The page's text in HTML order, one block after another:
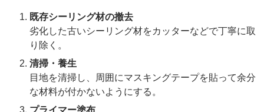
既存シーリング材の撤去
劣化した古いシーリング材をカッターなどで丁寧に取
り除く。
清掃・養生
目地を清掃し、周囲にマスキングテープを貼って余分
な材料が付かないようにする。